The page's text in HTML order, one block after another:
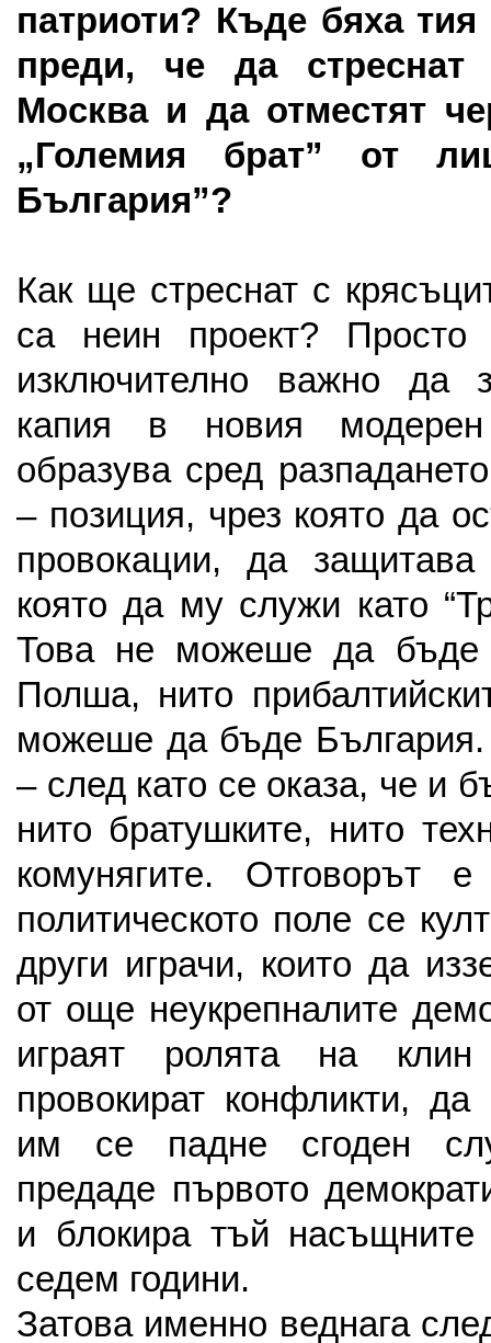
патриоти? Къде бяха
преди, че да
Москва и да отместят
„Големия брат” от
България”?
Как ще стреснат с
са неин проект?
изключително важно да
капия в новия
образува сред
– позиция, чрез която да
провокации, да защитава
която да му служи като
Това не можеше да бъде
Полша, нито
можеше да бъде България.
– след като се оказа, че и
нито братушките, нито
комунягите. Отговорът
политическото поле се
други играчи, които да
от още неукрепналите
играят ролята на
провокират конфликти, да
им се падне сгоден
предаде първото
и блокира тъй
седем години.
Затова именно веднага